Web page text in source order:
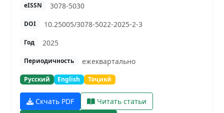
eISSN 3078-5030
DOI 10.25005/3078-5022-2025-2-3
Год 2025
Периодичность ежеквартально
Русский English Тоҷикӣ
Скчать PDF
Читать статьи